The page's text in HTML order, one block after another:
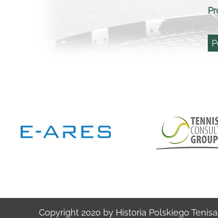
Copyright 2020 by Historia Polskiego Tenisa